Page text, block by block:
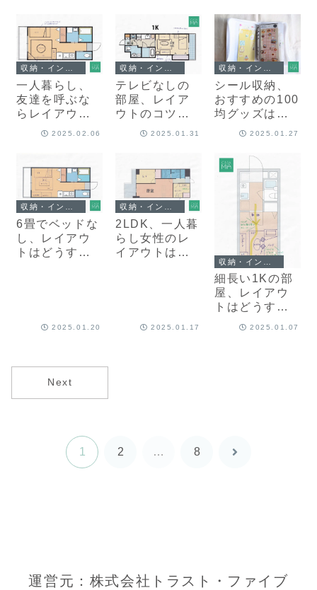
一人暮らし、
友達を呼ぶな
らレイアウト
はどうする？
2025.02.06
テレビなしの
部屋、レイア
ウトのコツ
は？一人暮ら
2025.01.31
シール収納、
おすすめの100
均グッズは？
手帳デコ好き
ア
2025.01.27
6畳でベッドな
し、レイアウ
トはどうす
2025.01.20
2LDK、一人暮
らし女性のレ
イアウトは？
2025.01.17
細長い1Kの部
屋、レイアウ
トはどうす
る？コツや実
2025.01.07
Next
1 2 … 8
次
運営元：株式会社トラスト・ファイブ